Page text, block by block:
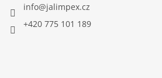
info@jalimpex.cz
+420 775 101 189